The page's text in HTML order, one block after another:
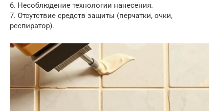
6. Несоблюдение технологии нанесения.
7. Отсутствие средств защиты (перчатки, очки,
респиратор).